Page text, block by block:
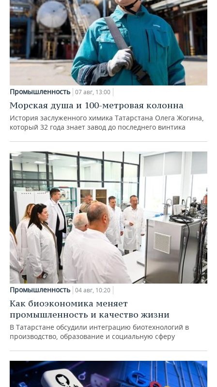
Промышленность 07 авг, 13:00
Морская душа и 100-метровая колонна
История заслуженного химика Татарстана Олега Жогина,
который 32 года знает завод до последнего винтика
Промышленность 04 авг, 10:20
Как биоэкономика меняет
промышленность и качество жизни
В Татарстане обсудили интеграцию биотехнологий в
производство, образование и социальную сферу